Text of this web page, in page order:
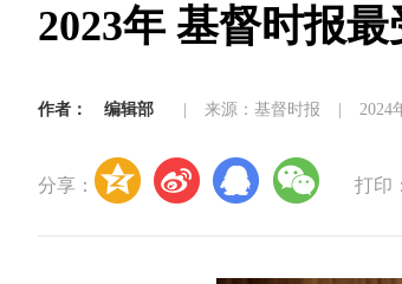
2023年 基督时报
作者： 编辑部 来源：基督时报 2024
分享： 打印：